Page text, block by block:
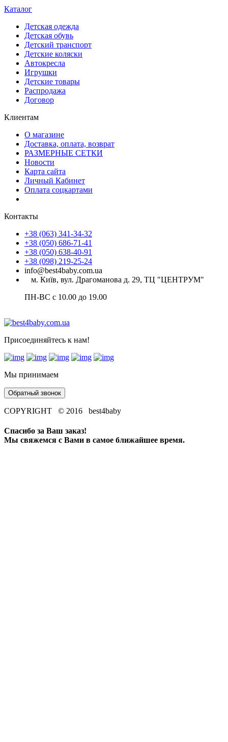
Каталог
Детская одежда
Детская обувь
Детский транспорт
Детские коляски
Автокресла
Игрушки
Детские товары
Распродажа
Договор
Клиентам
О магазине
Доставка, оплата, возврат
РАЗМЕРНЫЕ СЕТКИ
Новости
Карта сайта
Личный Кабинет
Оплата соцкартами
Контакты
+38 (063) 341-34-32
+38 (050) 686-71-41
+38 (050) 638-40-91
+38 (098) 219-25-24
info@best4baby.com.ua
м. Київ, вул. Драгоманова д. 29, ТЦ "ЦЕНТРУМ"
ПН-ВС с 10.00 до 19.00
Присоединяйтесь к нам!
Мы принимаем
Обратный звонок
COPYRIGHT © 2016 best4baby
Спасибо за Ваш заказ!
Мы свяжемся с Вами в самое ближайшее время.